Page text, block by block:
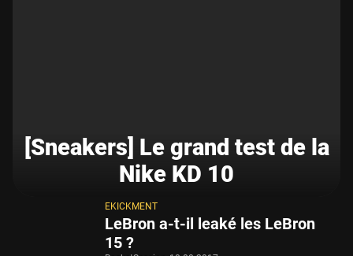
[Sneakers] Le grand test de la
Nike KD 10
EKICKMENT
LeBron a-t-il leaké les LeBron
15 ?